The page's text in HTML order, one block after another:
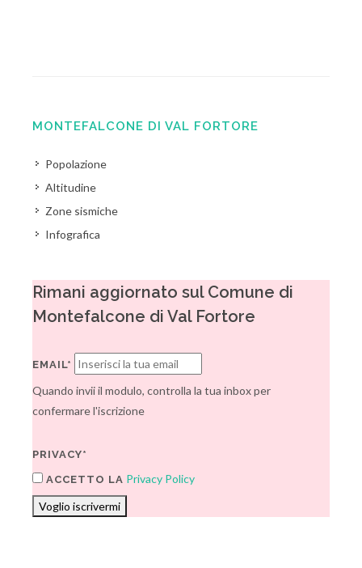
MONTEFALCONE DI VAL FORTORE
Popolazione
Altitudine
Zone sismiche
Infografica
Rimani aggiornato sul Comune di
Montefalcone di Val Fortore
EMAIL*
Quando invii il modulo, controlla la tua inbox per
confermare l'iscrizione
PRIVACY*
ACCETTO LA Privacy Policy
Voglio iscrivermi